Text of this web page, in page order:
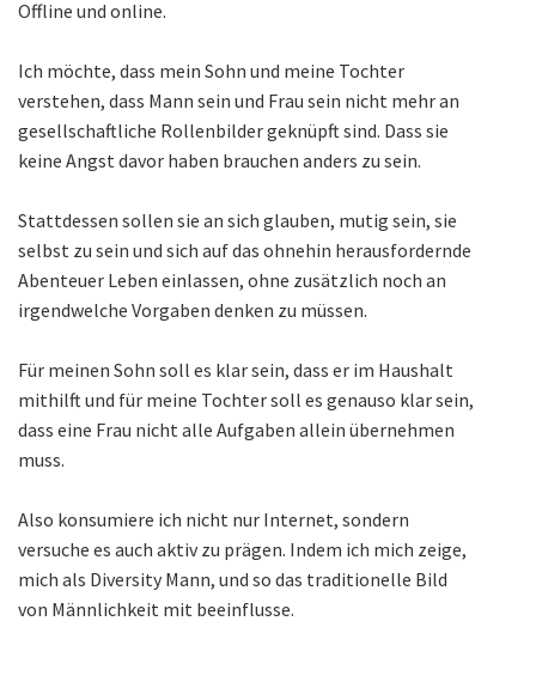
Offline und online.
Ich möchte, dass mein Sohn und meine Tochter
verstehen, dass Mann sein und Frau sein nicht mehr an
gesellschaftliche Rollenbilder geknüpft sind. Dass sie
keine Angst davor haben brauchen anders zu sein.
Stattdessen sollen sie an sich glauben, mutig sein, sie
selbst zu sein und sich auf das ohnehin herausfordernde
Abenteuer Leben einlassen, ohne zusätzlich noch an
irgendwelche Vorgaben denken zu müssen.
Für meinen Sohn soll es klar sein, dass er im Haushalt
mithilft und für meine Tochter soll es genauso klar sein,
dass eine Frau nicht alle Aufgaben allein übernehmen
muss.
Also konsumiere ich nicht nur Internet, sondern
versuche es auch aktiv zu prägen. Indem ich mich zeige,
mich als Diversity Mann, und so das traditionelle Bild
von Männlichkeit mit beeinflusse.